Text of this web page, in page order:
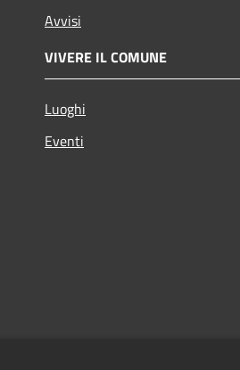
Avvisi
VIVERE IL COMUNE
Luoghi
Eventi